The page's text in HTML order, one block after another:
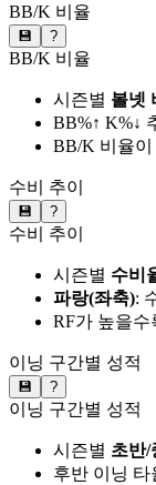
BB/K 비율
💾 ?
BB/K 비율
시즌별 볼넷
BB%↑ K%↓
BB/K 비율이
수비 추이
💾 ?
수비 추이
시즌별 수비
파랑(좌축):
RF가 높을수
이닝 구간별 성적
💾 ?
이닝 구간별 성적
시즌별 초반/
후반 이닝